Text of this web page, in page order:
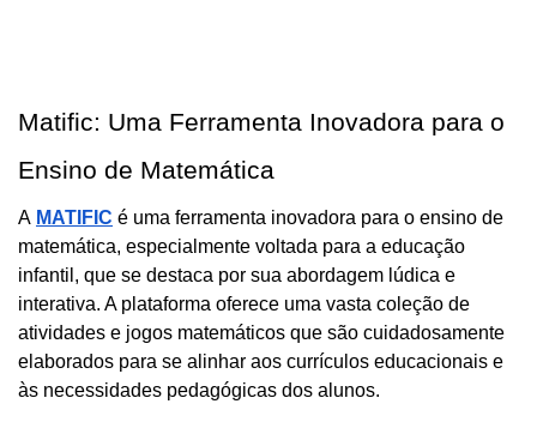
Matific: Uma Ferramenta Inovadora para o
Ensino de Matemática
A MATIFIC é uma ferramenta inovadora para o ensino de
matemática, especialmente voltada para a educação
infantil, que se destaca por sua abordagem lúdica e
interativa. A plataforma oferece uma vasta coleção de
atividades e jogos matemáticos que são cuidadosamente
elaborados para se alinhar aos currículos educacionais e
às necessidades pedagógicas dos alunos.